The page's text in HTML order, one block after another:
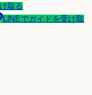
取る
LINEでガイドを受け取